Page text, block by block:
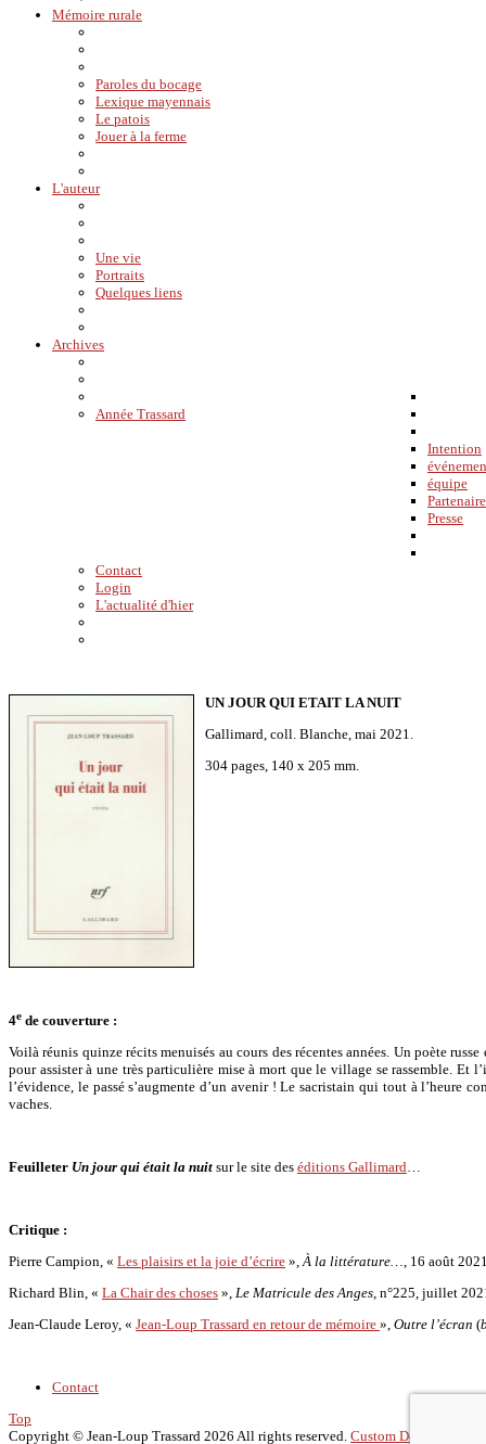
Mémoire rurale
Paroles du bocage
Lexique mayennais
Le patois
Jouer à la ferme
L'auteur
Une vie
Portraits
Quelques liens
Archives
Année Trassard
Intention
équipe
Presse
Contact
Login
L'actualité d'hier
UN JOUR QUI ETAIT LA NUIT
Gallimard, coll. Blanche, mai 2021.
304 pages, 140 x 205 mm.
4e de couverture :
Voilà réunis quinze récits menuisés au cours des récentes années. Un poète
pour assister à une très particulière mise à mort que le village se rassemble.
l’évidence, le passé s’augmente d’un avenir ! Le sacristain qui tout à l’heure
vaches.
Feuilleter Un jour qui était la nuit sur le site des éditions Gallimard…
Critique :
Pierre Campion, « Les plaisirs et la joie d’écrire »,À la littérature…, 16 août
Richard Blin, « La Chair des choses », Le Matricule des Anges, n°225, juillet
Jean-Claude Leroy, « Jean-Loup Trassard en retour de mémoire », Outre l’écran (
Contact
Top
Copyright © Jean-Loup Trassard 2026 All rights reserved. Custom Design by